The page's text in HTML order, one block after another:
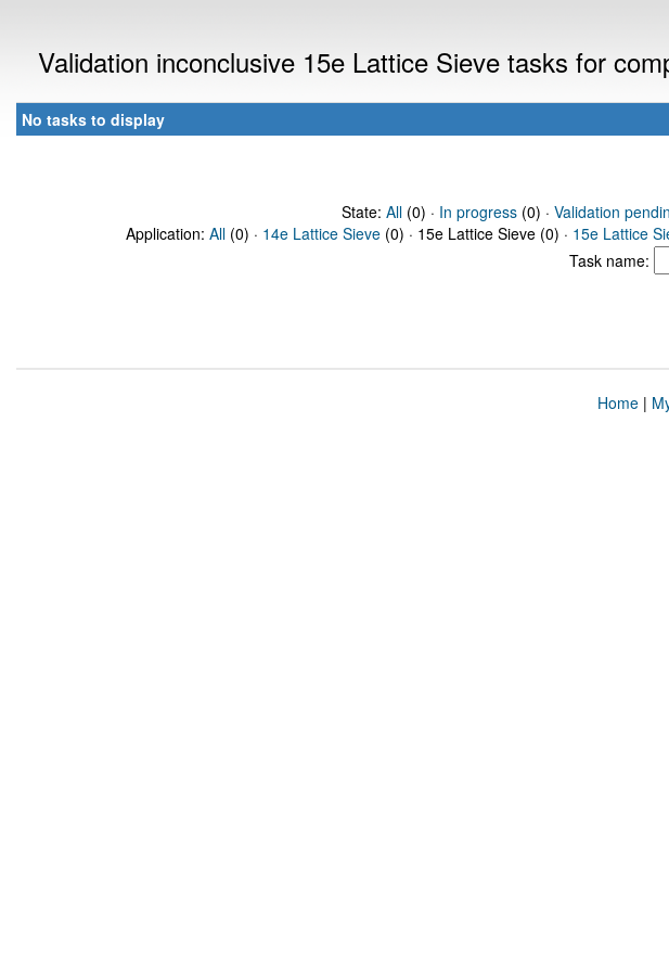
Validation inconclusive 15e Lattice Sieve tasks for
No tasks to display
State: All(0) · In progress(0) · Validation
Application: All (0) · 14e Lattice Sieve (0) · 15e Lattice Sieve (0) · 15e Lattice
Task name:
Home|